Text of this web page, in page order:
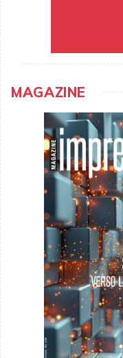
MAGAZINE